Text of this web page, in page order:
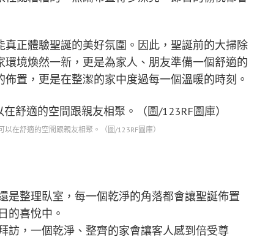
正體驗聖誕的美好氛圍。因此，聖誕前的大掃除
境煥然一新，更是為家人、朋友準備一個舒適的
置，更是在整潔的家中度過每一個溫暖的時刻。
在舒適的空間跟親友相聚。（圖/123RF圖庫）
是整理臥室，每一個乾淨的角落都會讓聖誕佈置
的喜悅中。
訪，一個乾淨、整齊的家會讓客人感到倍受尊